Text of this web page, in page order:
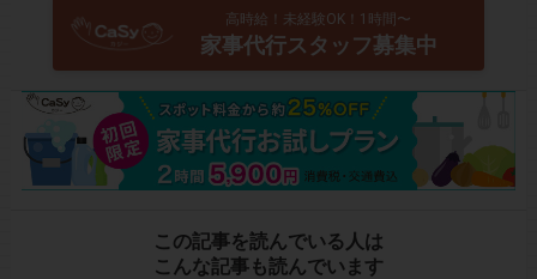
高時給！未経験OK！1時間〜
家事代行スタッフ募集中
この記事を読んでいる人は
こんな記事も読んでいます